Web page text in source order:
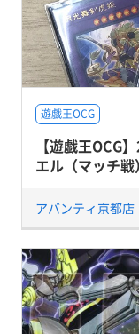
遊戯王OCG
【遊戯王OCG
エル（マッチ戦
アバンティ京都店